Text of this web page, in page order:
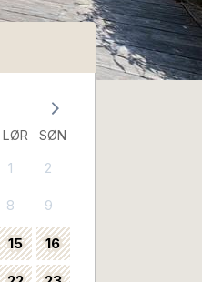
LØR SØN
1 2
8 9
15 16